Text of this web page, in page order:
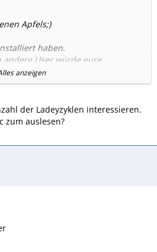
Apfels;)
haben.
User würde eure
Stil:
den Anfang.
anzeigen
der Ladeyzyklen interessieren.
zum auslesen?